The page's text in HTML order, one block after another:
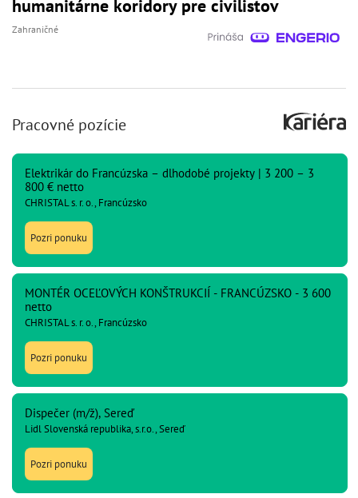
humanitárne koridory pre civilistov
Zahraničné
Pracovné pozície
Elektrikár do Francúzska – dlhodobé projekty | 3 200 – 3
800 € netto
CHRISTAL s. r. o., Francúzsko
Pozri ponuku
MONTÉR OCEĽOVÝCH KONŠTRUKCIÍ - FRANCÚZSKO - 3 600
netto
CHRISTAL s. r. o., Francúzsko
Pozri ponuku
Dispečer (m/ž), Sereď
Lidl Slovenská republika, s.r.o., Sereď
Pozri ponuku